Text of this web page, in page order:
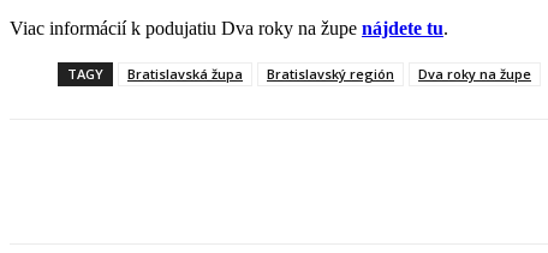
Viac informácií k podujatiu Dva roky na župe nájdete tu.
TAGY Bratislavská župa Bratislavský región Dva roky na župe